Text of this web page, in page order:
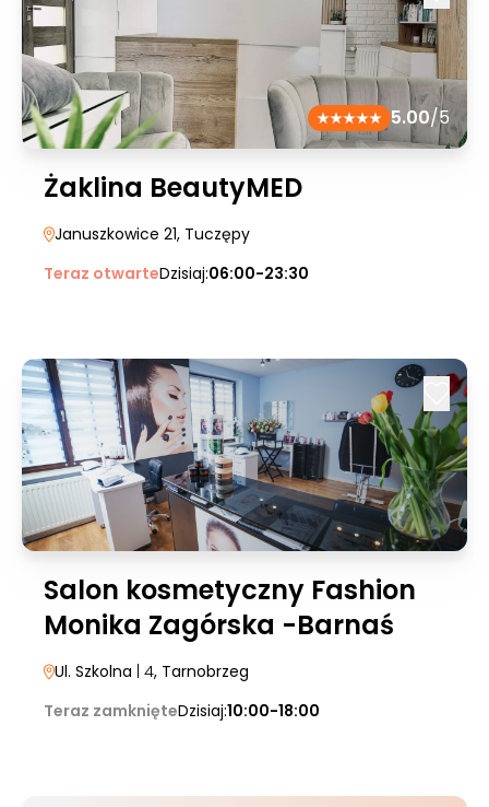
5.00/5
Żaklina BeautyMED
Januszkowice 21, Tuczępy
Teraz otwarteDzisiaj:06:00-23:30
Salon kosmetyczny Fashion
Monika Zagórska -Barnaś
Ul. Szkolna | 4, Tarnobrzeg
Teraz zamknięteDzisiaj:10:00-18:00